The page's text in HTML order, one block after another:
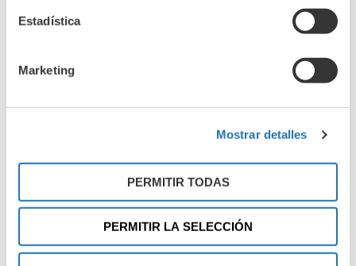
Estadística
Marketing
Mostrar detalles
PERMITIR TODAS
PERMITIR LA SELECCIÓN
junio 2023
abril 2023
noviembre 2022
septiembre 2022